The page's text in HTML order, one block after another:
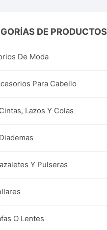
DE PRODUCTOS
De Moda
Para Cabello
Cintas, Lazos Y Colas
Diademas
Y Pulseras
O Lentes